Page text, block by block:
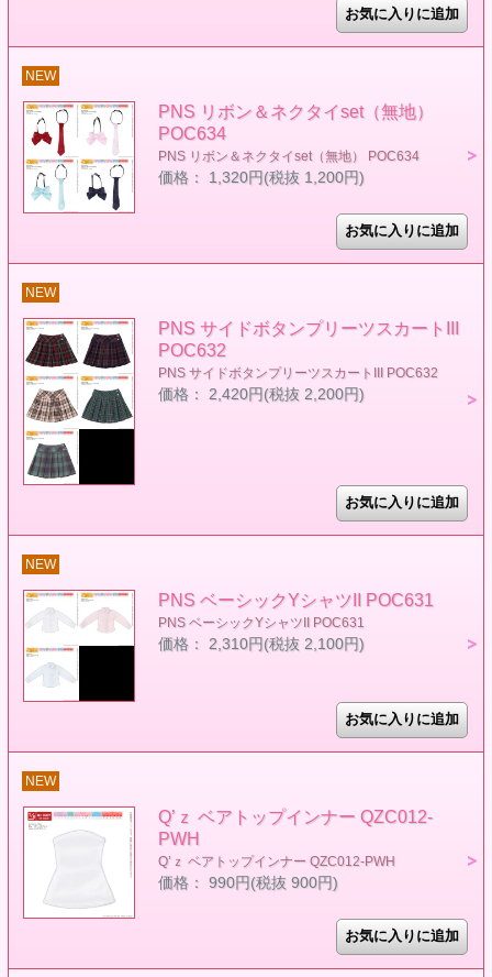
NEW
PNS リボン＆ネクタイset（無地）
POC634
PNS リボン＆ネクタイset（無地） POC634
価格： 1,320円(税抜 1,200円)
NEW
PNS サイドボタンプリーツスカートIII
POC632
PNS サイドボタンプリーツスカートIII POC632
価格： 2,420円(税抜 2,200円)
NEW
PNS ベーシックYシャツII POC631
PNS ベーシックYシャツII POC631
価格： 2,310円(税抜 2,100円)
NEW
Q’ｚ ベアトップインナー QZC012-
PWH
Q’ｚ ベアトップインナー QZC012-PWH
価格： 990円(税抜 900円)